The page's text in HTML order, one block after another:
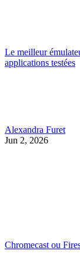
Le meilleur
applications testées
Alexandra Furet
Jun 2, 2026
Chromecast ou